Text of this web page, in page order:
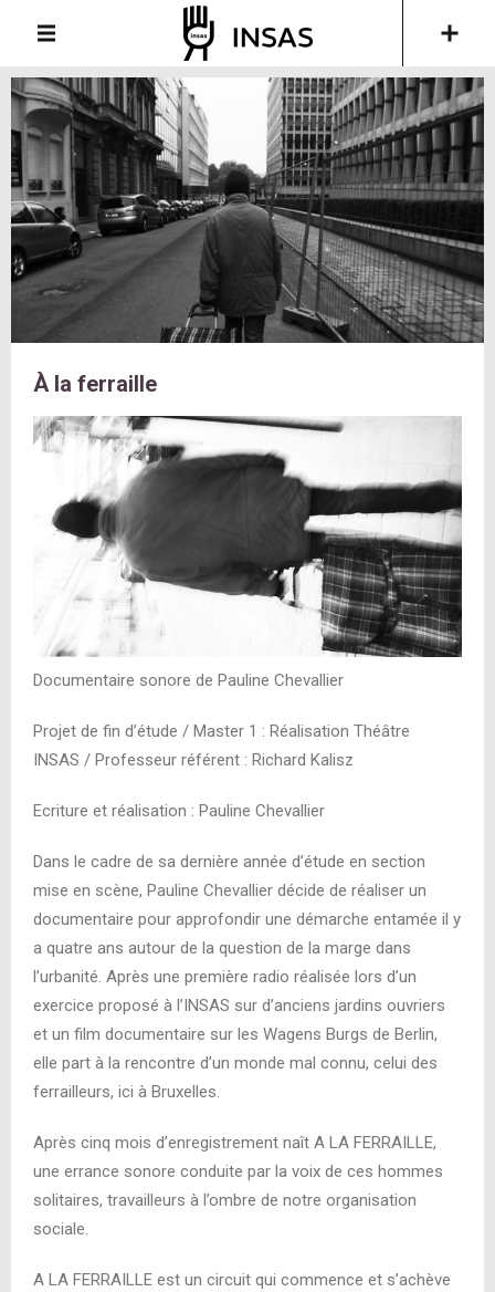
À la ferraille
Documentaire sonore de Pauline Chevallier
Projet de fin d’étude / Master 1 : Réalisation Théâtre
INSAS / Professeur référent : Richard Kalisz
Ecriture et réalisation : Pauline Chevallier
Dans le cadre de sa dernière année d’étude en section
mise en scène, Pauline Chevallier décide de réaliser un
documentaire pour approfondir une démarche entamée il y
a quatre ans autour de la question de la marge dans
l’urbanité. Après une première radio réalisée lors d’un
exercice proposé à l’INSAS sur d’anciens jardins ouvriers
et un film documentaire sur les Wagens Burgs de Berlin,
elle part à la rencontre d’un monde mal connu, celui des
ferrailleurs, ici à Bruxelles.
Après cinq mois d’enregistrement naît A LA FERRAILLE,
une errance sonore conduite par la voix de ces hommes
solitaires, travailleurs à l’ombre de notre organisation
sociale.
A LA FERRAILLE est un circuit qui commence et s’achève